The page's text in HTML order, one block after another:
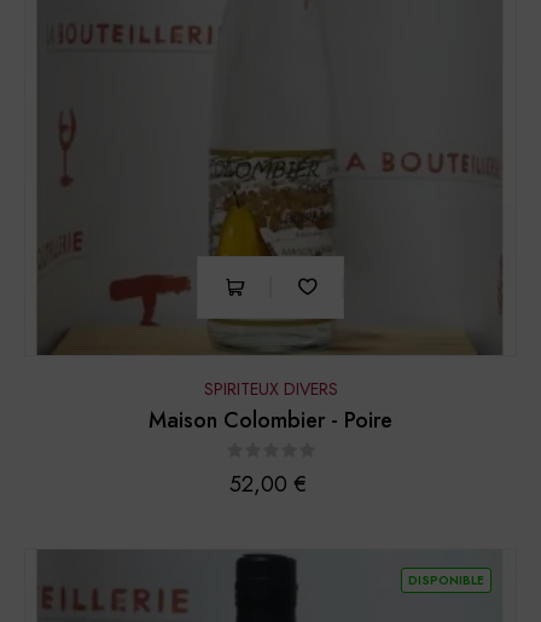
SPIRITEUX DIVERS
Maison Colombier - Poire
Prix
52,00 €
DISPONIBLE